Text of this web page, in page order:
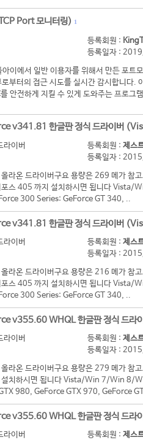
Port 모니터링) 1
등록회원 : KingT
등록일자 :
이에서 일반 이용자를 위해서 만든 포트
부터의 접근 시도를 실시간 감시합니다.
안전하게 지킬 수 있게 도와주는 프로그
v341.81 한글판 정식 드라이버
라이버
등록회원 : 제스
등록일자 :
라온 드라이버구요 용량은 269 메가 참
포스 405 까지 설치하시면 됩니다
300 Series: GeForce GT 340, ..
v341.81 한글판 정식 드라이버
라이버
등록회원 : 제스
등록일자 :
라온 드라이버구요 용량은 216 메가 참
포스 405 까지 설치하시면 됩니다
300 Series: GeForce GT 340, ..
v355.60 WHQL 한글판 정식 드
라이버
등록회원 : 제스
등록일자 :
라온 드라이버구요 용량은 279 메가 참
설치하시면 됩니다 Vista/Win 7/Win 8/
980, GeForce GTX 970, GeForce
v355.60 WHQL 한글판 정식 드
라이버
등록회원 : 제스